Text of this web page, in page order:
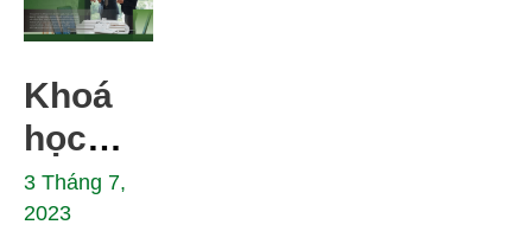
Khoá
học
đào tạo
doanh
3 Tháng 7,
2023